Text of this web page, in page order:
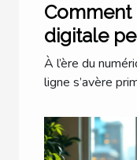
Comment
digitale
votre
À l’ère du
ligne s’avère